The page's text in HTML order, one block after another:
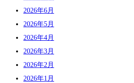
2026年6月
2026年5月
2026年4月
2026年3月
2026年2月
2026年1月